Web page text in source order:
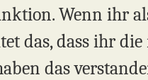
Wenn ihr
das, dass ihr
das